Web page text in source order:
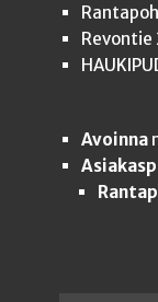
Revontie
Avoinna